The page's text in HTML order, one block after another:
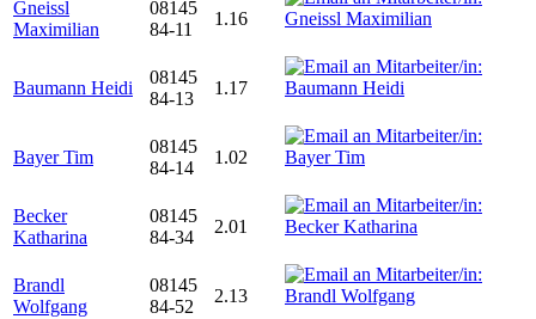
Gneissl
Maximilian
08145
84-11
1.16
Baumann Heidi
08145
84-13
1.17
Bayer Tim
08145
84-14
1.02
Becker
Katharina
08145
84-34
2.01
Brandl
Wolfgang
08145
84-52
2.13